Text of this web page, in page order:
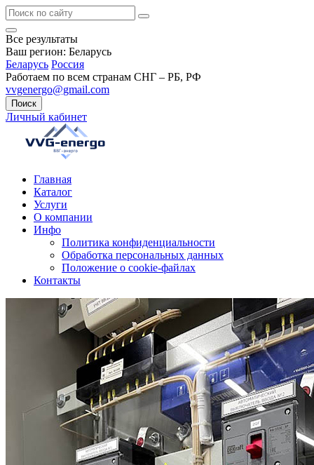
Все результаты
Ваш регион: Беларусь
Беларусь Россия
Работаем по всем странам СНГ – РБ, РФ
vvgenergo@gmail.com
Поиск
Личный кабинет
Главная
Каталог
Услуги
О компании
Инфо
Политика конфиденциальности
Обработка персональных данных
Положение о cookie-файлах
Контакты